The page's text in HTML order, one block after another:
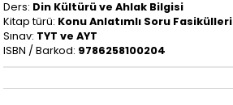
Ders: Din Kültürü ve Ahlak Bilgisi
Kitap türü: Konu Anlatımlı Soru Fasikülleri
Sınav: TYT ve AYT
ISBN / Barkod: 9786258100204